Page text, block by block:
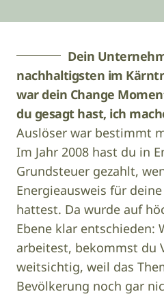
Dein
nachhaltigsten im
war dein Change
du gesagt hast, ich
Auslöser war bestimmt
Im Jahr 2008 hast du in
Grundsteuer gezahlt,
Energieausweis für
hattest. Da wurde auf
Ebene klar entschieden:
arbeitest, bekommst du
weitsichtig, weil das
Bevölkerung noch gar